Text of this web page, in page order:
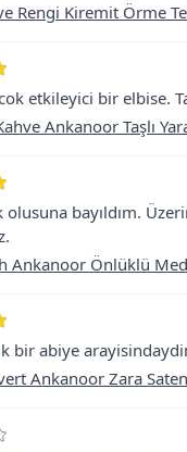
Rengi Kiremit Örme
etkileyici bir elbise.
Ankanoor Taşlı
olusuna bayıldım.
Ankanoor Önlüklü
bir abiye
Ankanoor Zara